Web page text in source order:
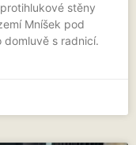
stěny
Mníšek pod
domluvě s radnicí.